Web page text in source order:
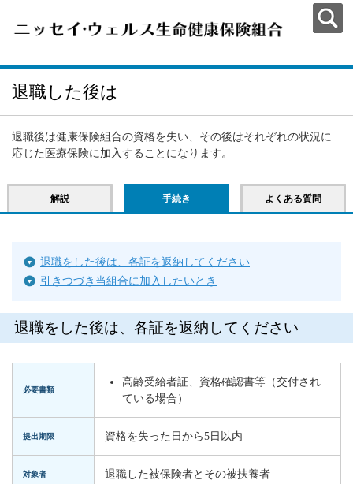
退職した後は
退職後は健康保険組合の資格を失い、その後はそれぞれの状況に
応じた医療保険に加入することになります。
解説 手続き よくある質問
退職をした後は、各証を返納してください
引きつづき当組合に加入したいとき
退職をした後は、各証を返納してください
必要書類
高齢受給者証、資格確認書等（交付され
ている場合）
提出期限 資格を失った日から5日以内
対象者 退職した被保険者とその被扶養者